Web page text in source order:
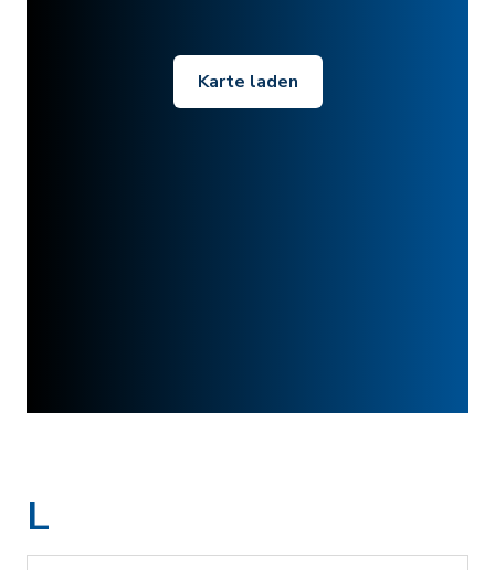
Karte laden
L